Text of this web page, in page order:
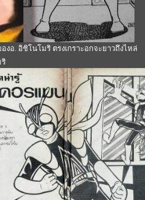
อ. อิชิโนโมริ ตรงเกราะอกจะยาวถึงไหล่
ริ